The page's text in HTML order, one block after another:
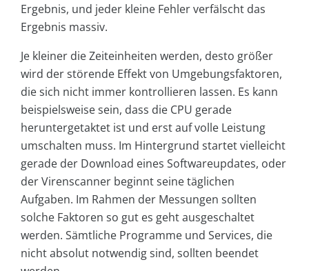
Ergebnis, und jeder kleine Fehler verfälscht das
Ergebnis massiv.
Je kleiner die Zeiteinheiten werden, desto größer
wird der störende Effekt von Umgebungsfaktoren,
die sich nicht immer kontrollieren lassen. Es kann
beispielsweise sein, dass die CPU gerade
heruntergetaktet ist und erst auf volle Leistung
umschalten muss. Im Hintergrund startet vielleicht
gerade der Download eines Softwareupdates, oder
der Virenscanner beginnt seine täglichen
Aufgaben. Im Rahmen der Messungen sollten
solche Faktoren so gut es geht ausgeschaltet
werden. Sämtliche Programme und Services, die
nicht absolut notwendig sind, sollten beendet